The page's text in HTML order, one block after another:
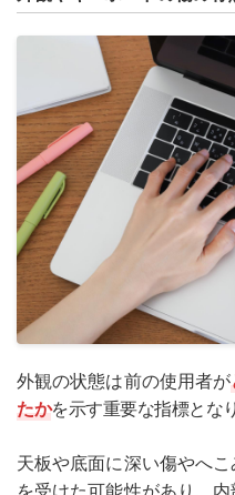
外観の状態は前の使用者が
たかを示す重要な指標とな
天板や底面に深い傷やへ